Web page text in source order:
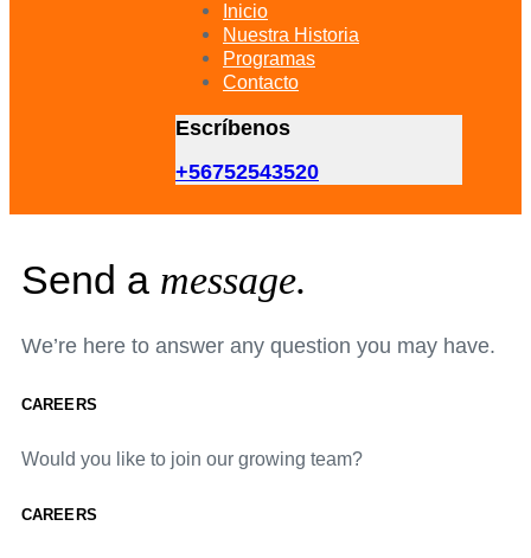
Inicio
Nuestra Historia
Programas
Contacto
Escríbenos
+56752543520
Send a message.
We’re here to answer any question you may have.
CAREERS
Would you like to join our growing team?
CAREERS